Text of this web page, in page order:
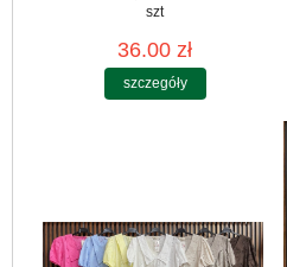
szt
36.00 zł
szczegóły